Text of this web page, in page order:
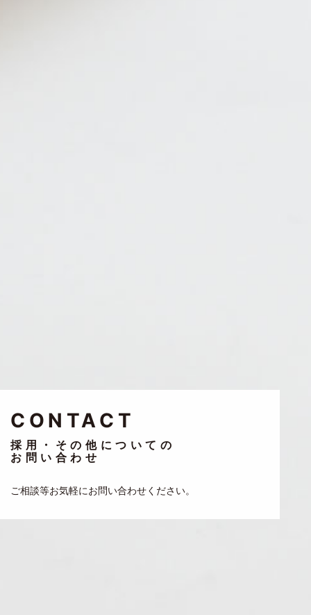
CONTACT
採用・その他についての
お問い合わせ
ご相談等お気軽にお問い合わせください。